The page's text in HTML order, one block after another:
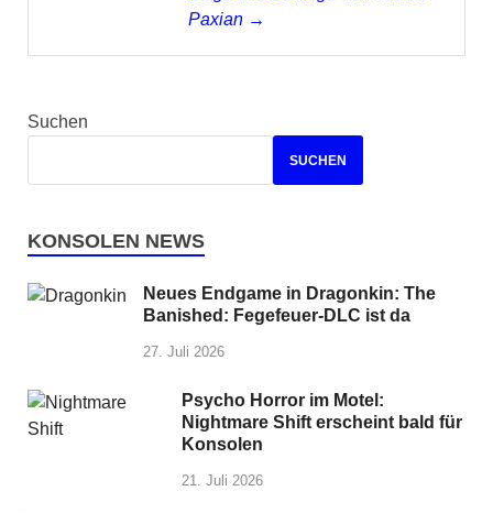
Paxian →
Suchen
SUCHEN
KONSOLEN NEWS
Neues Endgame in Dragonkin: The
Banished: Fegefeuer-DLC ist da
27. Juli 2026
Psycho Horror im Motel:
Nightmare Shift erscheint bald für
Konsolen
21. Juli 2026